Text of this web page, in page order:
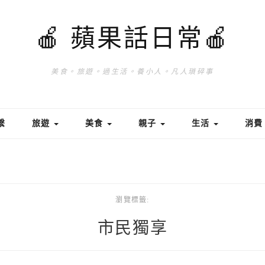
🍎 蘋果話日常🍎
美食。旅遊。過生活。養小人。凡人瑣碎事
旅遊 美食 親子 生活 消費
瀏覽標籤:
市民獨享